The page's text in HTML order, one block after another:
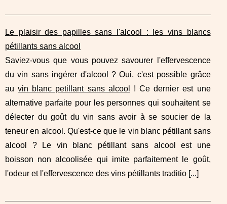
Le plaisir des papilles sans l'alcool : les vins blancs
pétillants sans alcool
Saviez-vous que vous pouvez savourer l'effervescence
du vin sans ingérer d'alcool ? Oui, c'est possible grâce
auvin blanc petillant sans alcool
! Ce dernier est une
alternative parfaite pour les personnes qui souhaitent se
délecter du goût du vin sans avoir à se soucier de la
teneur en alcool. Qu'est-ce que le vin blanc pétillant sans
alcool ? Le vin blanc pétillant sans alcool est une
boisson non alcoolisée qui imite parfaitement le goût,
l'odeur et l'effervescence des vins pétillants traditio [...]